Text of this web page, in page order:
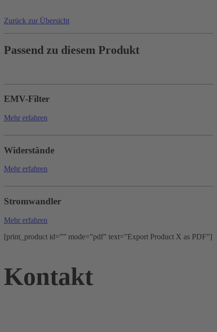
Zurück zur Übersicht
Passend zu diesem Produkt
EMV-Filter
Mehr erfahren
Widerstände
Mehr erfahren
Stromwandler
Mehr erfahren
[print_product id=”” mode=”pdf” text=”Export Product X as PDF”]
Kontakt